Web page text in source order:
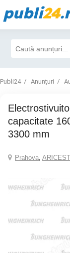
publi24
Publi24 Anunțuri
Electrostivuitor Jungheinrich EFG 216k,
capacitate
3300 mm
Prahova,